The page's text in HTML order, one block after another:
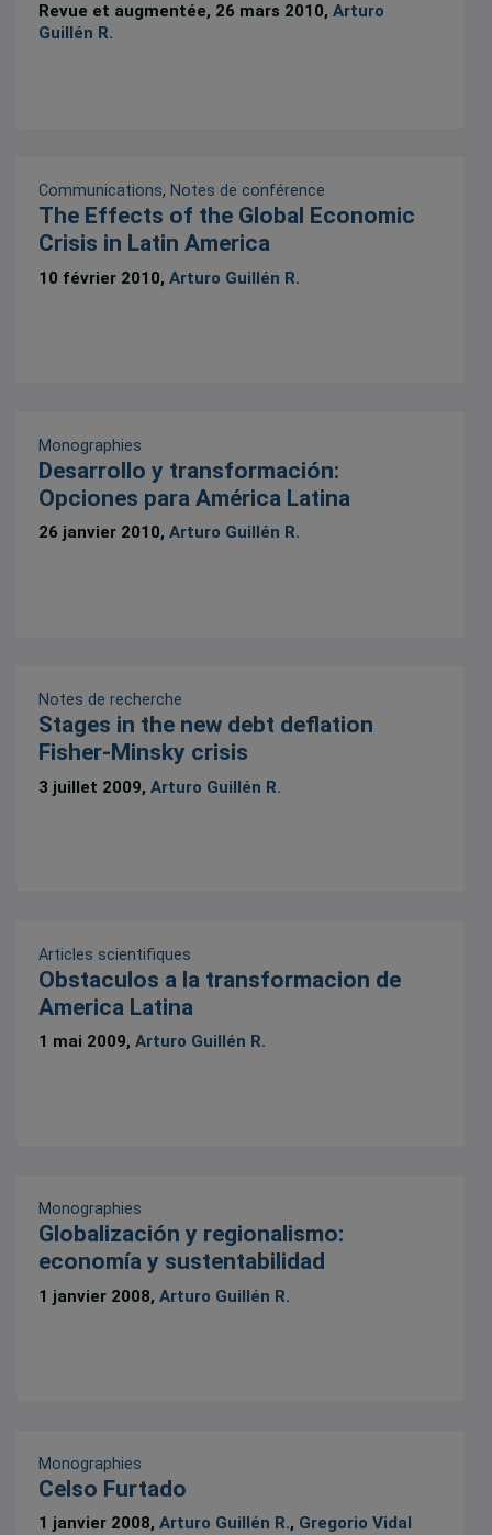
Revue et augmentée, 26 mars 2010,Arturo
Guillén R.
Communications, Notes de conférence
The Effects of the Global Economic
Crisis in Latin America
10 février 2010,Arturo Guillén R.
Monographies
Desarrollo y transformación:
Opciones para América Latina
26 janvier 2010,Arturo Guillén R.
Notes de recherche
Stages in the new debt deflation
Fisher-Minsky crisis
3 juillet 2009,Arturo Guillén R.
Articles scientifiques
Obstaculos a la transformacion de
America Latina
1 mai 2009,Arturo Guillén R.
Monographies
Globalización y regionalismo:
economía y sustentabilidad
1 janvier 2008,Arturo Guillén R.
Monographies
Celso Furtado
1 janvier 2008,Arturo Guillén R., Gregorio Vidal